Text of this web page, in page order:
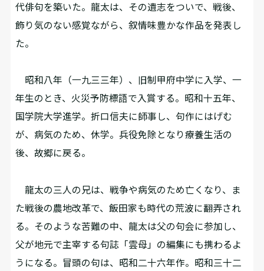
代俳句を築いた。龍太は、その遺志をついで、戦後、
飾り気のない感覚ながら、叙情味豊かな作品を発表し
た。
昭和八年（一九三三年）、旧制甲府中学に入学、一
年生のとき、火災予防標語で入賞する。昭和十五年、
国学院大学進学。折口信夫に師事し、句作にはげむ
が、病気のため、休学。兵役免除となり療養生活の
後、故郷に戻る。
龍太の三人の兄は、戦争や病気のため亡くなり、ま
た戦後の農地改革で、飯田家も時代の荒波に翻弄され
る。そのような苦難の中、龍太は父の句会に参加し、
父が地元で主宰する句誌「雲母」の編集にも携わるよ
うになる。冒頭の句は、昭和二十六年作。昭和三十二